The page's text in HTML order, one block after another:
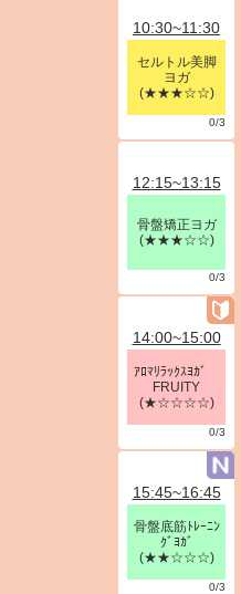
10:30~11:30
セルトル美脚
ヨガ
(★★★☆☆)
0/3
12:15~13:15
骨盤矯正ヨガ
(★★★☆☆)
0/3
14:00~15:00
ｱﾛﾏﾘﾗｯｸｽﾖｶﾞ
FRUITY
(★☆☆☆☆)
0/3
15:45~16:45
骨盤底筋ﾄﾚｰﾆﾝ
ｸﾞﾖｶﾞ
(★★☆☆☆)
0/3